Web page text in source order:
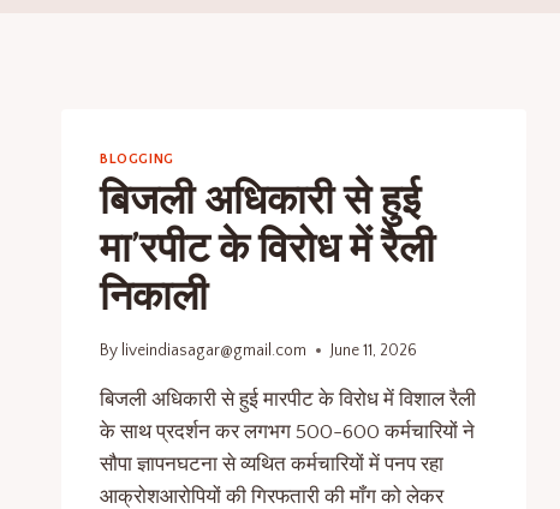
BLOGGING
बिजली अधिकारी से हुई
मा’रपीट के विरोध में रैली
निकाली
By liveindiasagar@gmail.com June 11, 2026
बिजली अधिकारी से हुई मारपीट के विरोध में विशाल रैली
के साथ प्रदर्शन कर लगभग 500-600 कर्मचारियों ने
सौपा ज्ञापनघटना से व्यथित कर्मचारियों में पनप रहा
आक्रोशआरोपियों की गिरफतारी की मॉंग को लेकर